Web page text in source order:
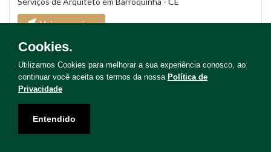
Veja os seviços
Baturité
Veja os seviços
Cookies.
Utilizamos Cookies para melhorar a sua experiência conosco, ao
continuar você aceita os termos da nossa Política de
Privacidade
Entendido